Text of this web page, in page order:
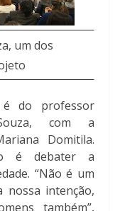
um dos
do professor
com a
Domitila.
é debater a
“Não é um
nossa intenção,
também”,